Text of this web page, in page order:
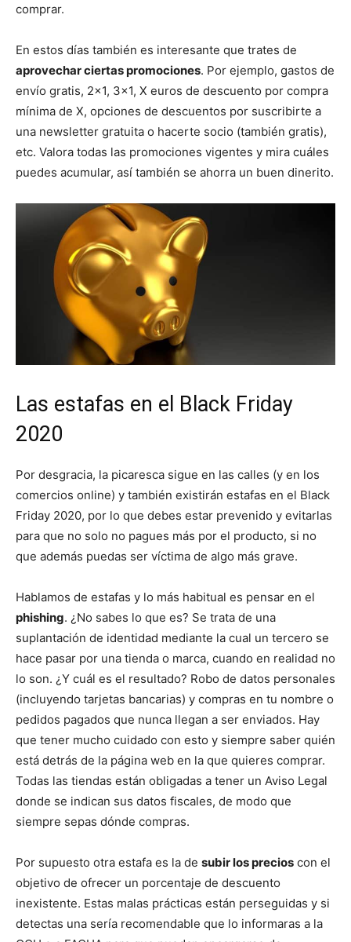
comprar.
En estos días también es interesante que trates de
aprovechar ciertas promociones. Por ejemplo, gastos de
envío gratis, 2×1, 3×1, X euros de descuento por compra
mínima de X, opciones de descuentos por suscribirte a
una newsletter gratuita o hacerte socio (también gratis),
etc. Valora todas las promociones vigentes y mira cuáles
puedes acumular, así también se ahorra un buen dinerito.
Las estafas en el Black Friday
2020
Por desgracia, la picaresca sigue en las calles (y en los
comercios online) y también existirán estafas en el Black
Friday 2020, por lo que debes estar prevenido y evitarlas
para que no solo no pagues más por el producto, si no
que además puedas ser víctima de algo más grave.
Hablamos de estafas y lo más habitual es pensar en el
phishing. ¿No sabes lo que es? Se trata de una
suplantación de identidad mediante la cual un tercero se
hace pasar por una tienda o marca, cuando en realidad no
lo son. ¿Y cuál es el resultado? Robo de datos personales
(incluyendo tarjetas bancarias) y compras en tu nombre o
pedidos pagados que nunca llegan a ser enviados. Hay
que tener mucho cuidado con esto y siempre saber quién
está detrás de la página web en la que quieres comprar.
Todas las tiendas están obligadas a tener un Aviso Legal
donde se indican sus datos fiscales, de modo que
siempre sepas dónde compras.
Por supuesto otra estafa es la de subir los precios con el
objetivo de ofrecer un porcentaje de descuento
inexistente. Estas malas prácticas están perseguidas y si
detectas una sería recomendable que lo informaras a la